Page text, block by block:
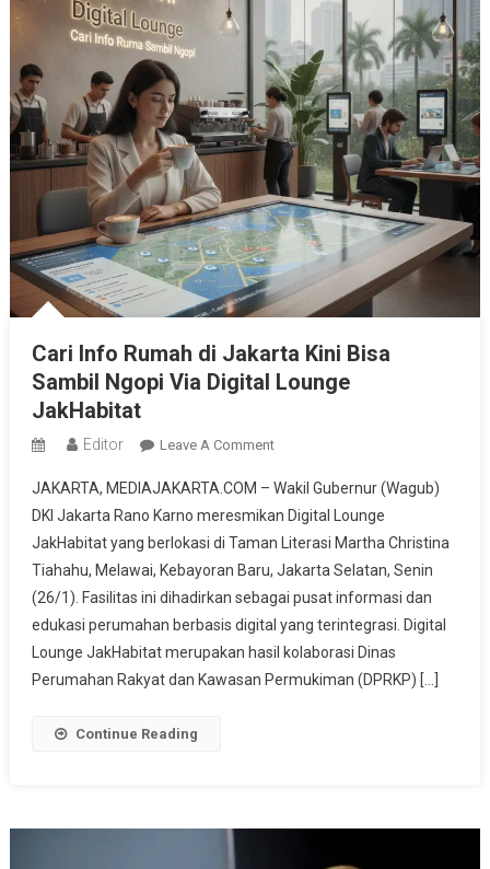
Cari Info Rumah di Jakarta Kini Bisa
Sambil Ngopi Via Digital Lounge
JakHabitat
Editor Leave A CommentOn
Info
Rumah
Di
Jakarta
Kini
Bisa
Sambil
Ngopi
JAKARTA, MEDIAJAKARTA.COM – Wakil Gubernur (Wagub)
DKI Jakarta Rano Karno meresmikan Digital Lounge
JakHabitat yang berlokasi di Taman Literasi Martha Christina
Tiahahu, Melawai, Kebayoran Baru, Jakarta Selatan, Senin
(26/1). Fasilitas ini dihadirkan sebagai pusat informasi dan
edukasi perumahan berbasis digital yang terintegrasi. Digital
Lounge JakHabitat merupakan hasil kolaborasi Dinas
Perumahan Rakyat dan Kawasan Permukiman (DPRKP) […]
Continue Reading